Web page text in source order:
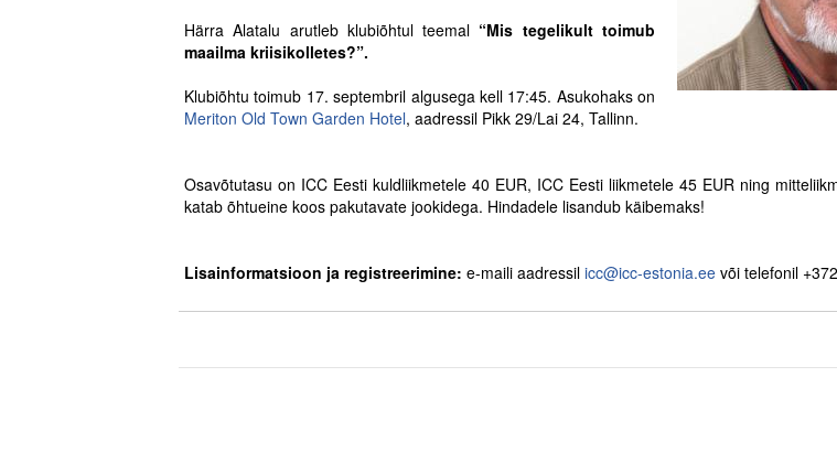
Härra Alatalu arutleb klubiõhtul teemal “Mis tegelikult toimub
maailma kriisikolletes?”.
Klubiõhtu toimub 17. septembril algusega kell 17:45. Asukohaks on
Meriton Old Town Garden Hotel, aadressil Pikk 29/Lai 24, Tallinn.
Osavõtutasu on ICC Eesti kuldliikmetele 40 EUR, ICC Eesti liikmetele 45 EUR ning
katab õhtueine koos pakutavate jookidega. Hindadele lisandub käibemaks!
Lisainformatsioon ja registreerimine: e-maili aadressil icc@icc-estonia.ee või telefonil